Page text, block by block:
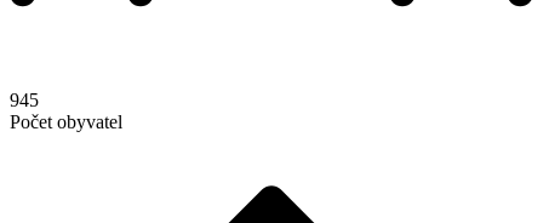
945
Počet obyvatel